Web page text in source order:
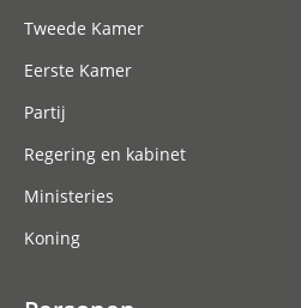
Tweede Kamer
Eerste Kamer
Partij
Regering en kabinet
Ministeries
Koning